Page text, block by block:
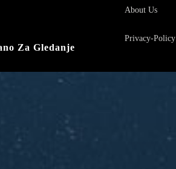
Za Gledanje
About Us
Privacy-Policy